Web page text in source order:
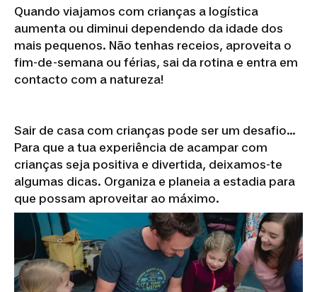
Quando viajamos com crianças a logística
aumenta ou diminui dependendo da idade dos
mais pequenos. Não tenhas receios, aproveita o
fim-de-semana ou férias, sai da rotina e entra em
contacto com a natureza!
Sair de casa com crianças pode ser um desafio...
Para que a tua experiência de acampar com
crianças seja positiva e divertida, deixamos-te
algumas dicas. Organiza e planeia a estadia para
que possam aproveitar ao máximo.